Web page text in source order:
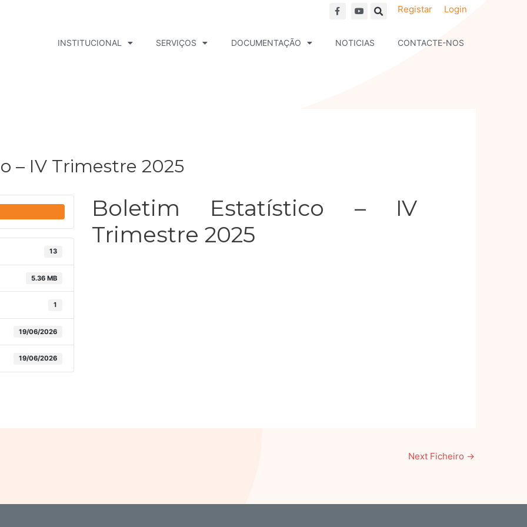
F
a
b
o
Y
o
u
b
Registar Login
INSTITUCIONAL SERVIÇOS DOCUMENTAÇÃO NOTICIAS CONTACTE-NOS
– IV Trimestre 2025
13
5.36 MB
1
19/06/2026
19/06/2026
Boletim Estatístico – IV
Trimestre 2025
Next Ficheiro →